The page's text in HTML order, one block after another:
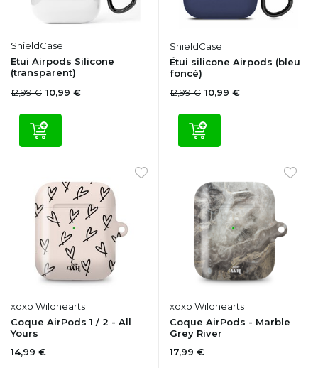
ShieldCase
Etui Airpods Silicone
(transparent)
12,99 € 10,99 €
ShieldCase
Étui silicone Airpods (bleu
foncé)
12,99 € 10,99 €
xoxo Wildhearts
Coque AirPods 1 / 2 - All
Yours
14,99 €
xoxo Wildhearts
Coque AirPods - Marble
Grey River
17,99 €